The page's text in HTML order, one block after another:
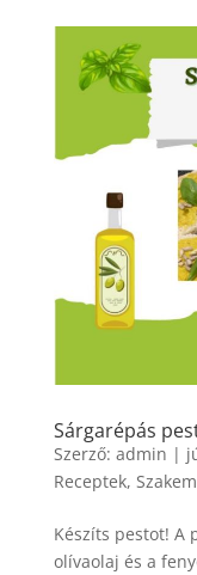
Sárgarépás
Szerző: admin |
Receptek,
Készíts pestot! A
olívaolaj és a